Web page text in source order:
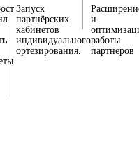
Запуск
партнёрских
кабинетов
индивидуального
ортезирования.
и
работы
партнеров